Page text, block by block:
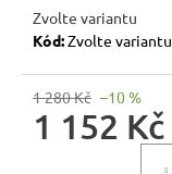
Zvolte variantu
Kód:Zvolte variantu
1 280 Kč –10 %
1 152 Kč
409
Kč
Původně:
6
010
Kč